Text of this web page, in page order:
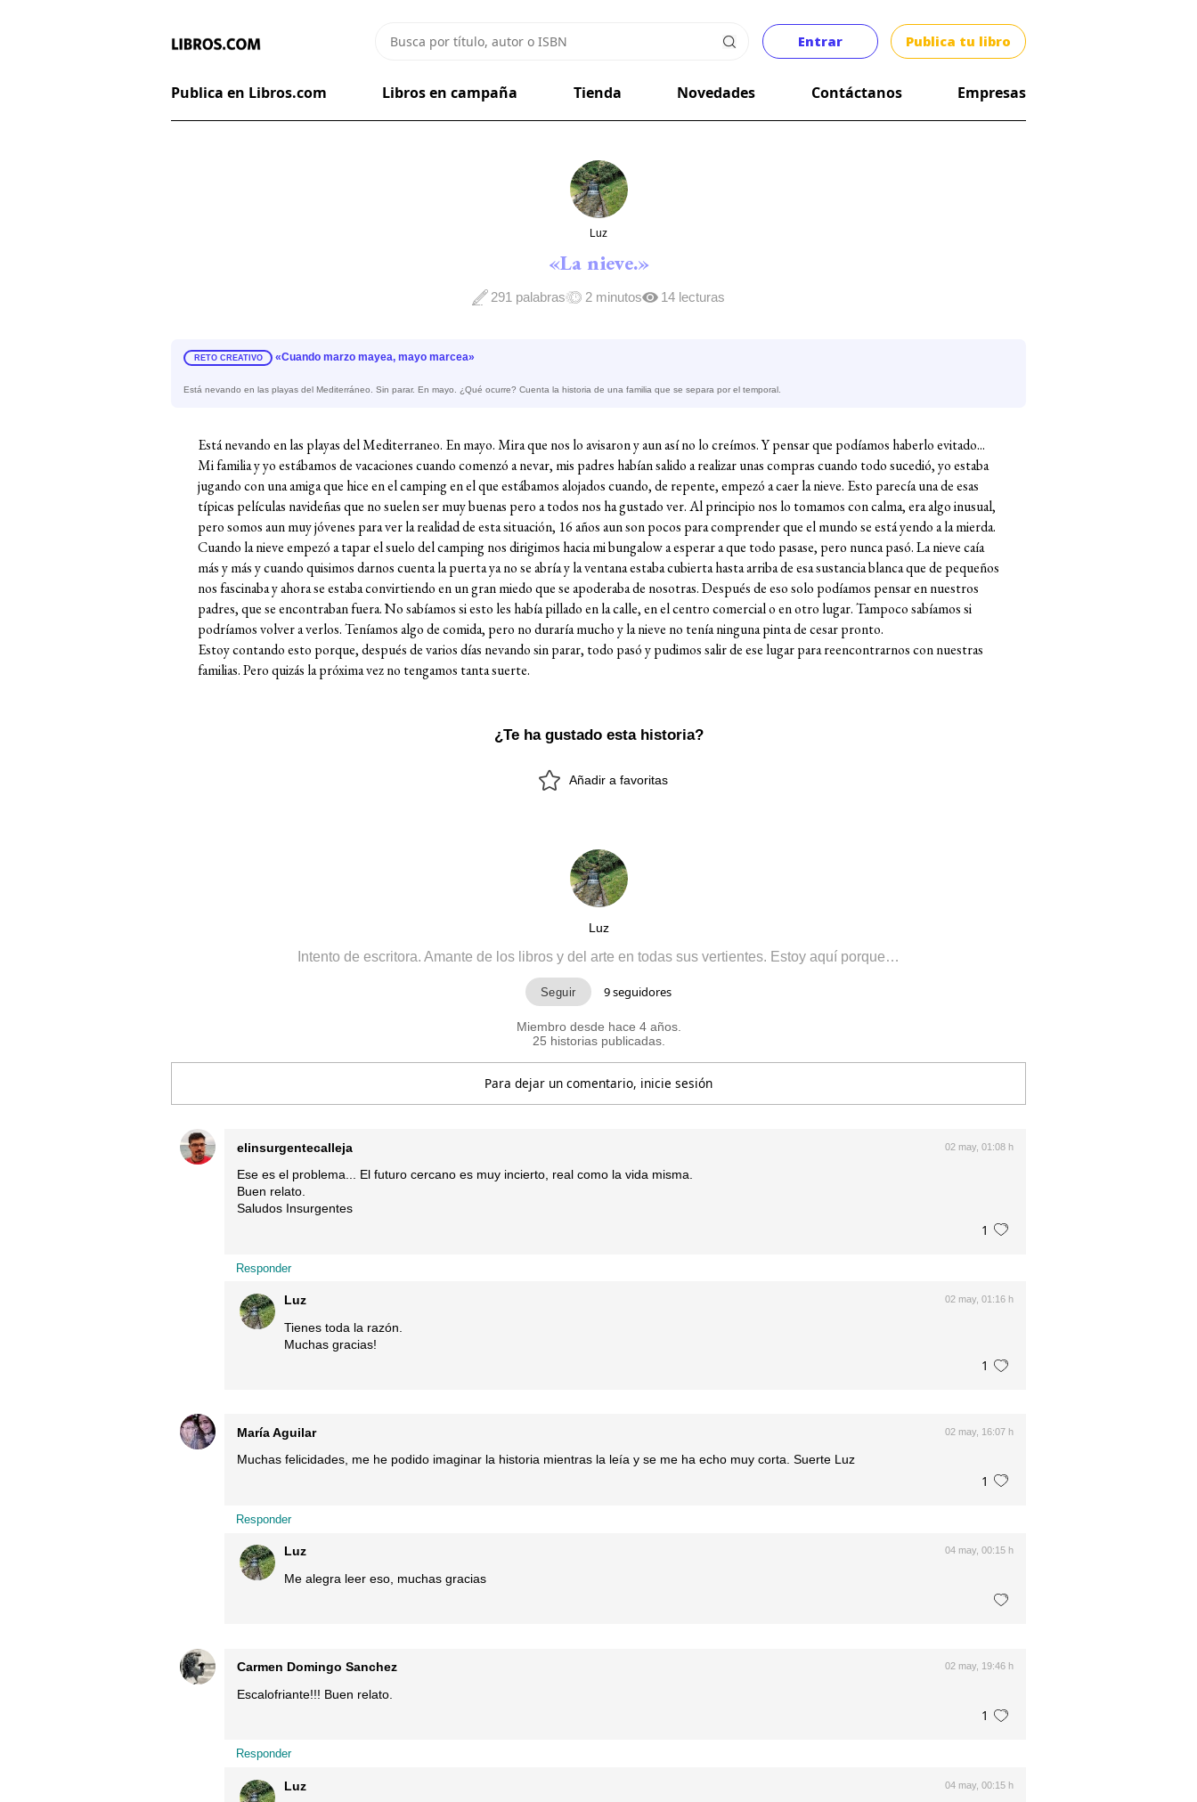
Entrar Publica tu libro
Publica en Libros.com Libros en campaña Tienda Novedades Contáctanos Empresas
Luz
«La nieve.»
291 palabras 2 minutos 14 lecturas
RETO CREATIVO «Cuando marzo mayea, mayo marcea»
Está nevando en las playas del Mediterráneo. Sin parar. En mayo. ¿Qué ocurre? Cuenta la historia de una familia que se separa por el temporal.
Está nevando en las playas del Mediterraneo. En mayo. Mira que nos lo avisaron y aun así no lo creímos. Y pensar que podíamos haberlo evitado...
Mi familia y yo estábamos de vacaciones cuando comenzó a nevar, mis padres habían salido a realizar unas compras cuando todo sucedió, yo estaba
jugando con una amiga que hice en el camping en el que estábamos alojados cuando, de repente, empezó a caer la nieve. Esto parecía una de esas
típicas películas navideñas que no suelen ser muy buenas pero a todos nos ha gustado ver. Al principio nos lo tomamos con calma, era algo inusual,
pero somos aun muy jóvenes para ver la realidad de esta situación, 16 años aun son pocos para comprender que el mundo se está yendo a la mierda.
Cuando la nieve empezó a tapar el suelo del camping nos dirigimos hacia mi bungalow a esperar a que todo pasase, pero nunca pasó. La nieve caía
más y más y cuando quisimos darnos cuenta la puerta ya no se abría y la ventana estaba cubierta hasta arriba de esa sustancia blanca que de pequeños
nos fascinaba y ahora se estaba convirtiendo en un gran miedo que se apoderaba de nosotras. Después de eso solo podíamos pensar en nuestros
padres, que se encontraban fuera. No sabíamos si esto les había pillado en la calle, en el centro comercial o en otro lugar. Tampoco sabíamos si
podríamos volver a verlos. Teníamos algo de comida, pero no duraría mucho y la nieve no tenía ninguna pinta de cesar pronto.
Estoy contando esto porque, después de varios días nevando sin parar, todo pasó y pudimos salir de ese lugar para reencontrarnos con nuestras
familias. Pero quizás la próxima vez no tengamos tanta suerte.
¿Te ha gustado esta historia?
Añadir a favoritas
Luz
Intento de escritora. Amante de los libros y del arte en todas sus vertientes. Estoy aquí porque…
9seguidores
Miembro desde hace 4 años.
25 historias publicadas.
Para dejar un comentario, inicie sesión
elinsurgentecalleja 02 may, 01:08 h
Ese es el problema... El futuro cercano es muy incierto, real como la vida misma.
Buen relato.
Saludos Insurgentes
1
Responder
Luz 02 may, 01:16 h
Tienes toda la razón.
Muchas gracias!
1
María Aguilar 02 may, 16:07 h
Muchas felicidades, me he podido imaginar la historia mientras la leía y se me ha echo muy corta. Suerte Luz
1
Responder
Luz 04 may, 00:15 h
Me alegra leer eso, muchas gracias
Carmen Domingo Sanchez 02 may, 19:46 h
Escalofriante!!! Buen relato.
1
Responder
Luz 04 may, 00:15 h